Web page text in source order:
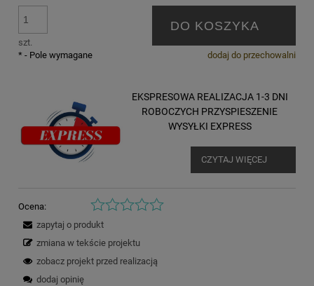
szt.
DO KOSZYKA
dodaj do przechowalni
* - Pole wymagane
EKSPRESOWA REALIZACJA 1-3 DNI
ROBOCZYCH PRZYSPIESZENIE
WYSYŁKI EXPRESS
CZYTAJ WIĘCEJ
Ocena:
zapytaj o produkt
zmiana w tekście projektu
zobacz projekt przed realizacją
dodaj opinię